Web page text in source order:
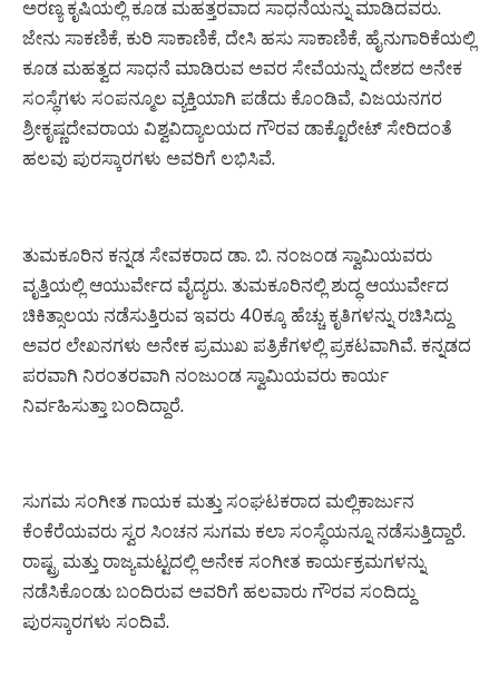
ಅರಣ್ಯ ಕೃಷಿಯಲ್ಲಿ ಕೂಡ ಮಹತ್ತರವಾದ ಸಾಧನೆಯನ್ನು ಮಾಡಿದವರು.
ಜೇನು ಸಾಕಣಿಕೆ, ಕುರಿ ಸಾಕಾಣಿಕೆ, ದೇಸಿ ಹಸು ಸಾಕಾಣಿಕೆ, ಹೈನುಗಾರಿಕೆಯಲ್ಲಿ
ಕೂಡ ಮಹತ್ವದ ಸಾಧನೆ ಮಾಡಿರುವ ಅವರ ಸೇವೆಯನ್ನು ದೇಶದ ಅನೇಕ
ಸಂಸ್ಥೆಗಳು ಸಂಪನ್ಮೂಲ ವ್ಯಕ್ತಿಯಾಗಿ ಪಡೆದು ಕೊಂಡಿವೆ, ವಿಜಯನಗರ
ಶ್ರೀಕೃಷ್ಣದೇವರಾಯ ವಿಶ್ವವಿದ್ಯಾಲಯದ ಗೌರವ ಡಾಕ್ಟೊರೇಟ್ ಸೇರಿದಂತೆ
ಹಲವು ಪುರಸ್ಕಾರಗಳು ಅವರಿಗೆ ಲಭಿಸಿವೆ.
ತುಮಕೂರಿನ ಕನ್ನಡ ಸೇವಕರಾದ ಡಾ. ಬಿ. ನಂಜಂಡ ಸ್ವಾಮಿಯವರು
ವೃತ್ತಿಯಲ್ಲಿ ಆಯುರ್ವೇದ ವೈದ್ಯರು. ತುಮಕೂರಿನಲ್ಲಿ ಶುದ್ಧ ಆಯುರ್ವೇದ
ಚಿಕಿತ್ಸಾಲಯ ನಡೆಸುತ್ತಿರುವ ಇವರು 40ಕ್ಕೂ ಹೆಚ್ಚು ಕೃತಿಗಳನ್ನು ರಚಿಸಿದ್ದು
ಅವರ ಲೇಖನಗಳು ಅನೇಕ ಪ್ರಮುಖ ಪತ್ರಿಕೆಗಳಲ್ಲಿ ಪ್ರಕಟವಾಗಿವೆ. ಕನ್ನಡದ
ಪರವಾಗಿ ನಿರಂತರವಾಗಿ ನಂಜುಂಡ ಸ್ವಾಮಿಯವರು ಕಾರ್ಯ
ನಿರ್ವಹಿಸುತ್ತಾ ಬಂದಿದ್ದಾರೆ.
ಸುಗಮ ಸಂಗೀತ ಗಾಯಕ ಮತ್ತು ಸಂಘಟಕರಾದ ಮಲ್ಲಿಕಾರ್ಜುನ
ಕೆಂಕೆರೆಯವರು ಸ್ವರ ಸಿಂಚನ ಸುಗಮ ಕಲಾ ಸಂಸ್ಥೆಯನ್ನೂ ನಡೆಸುತ್ತಿದ್ದಾರೆ.
ರಾಷ್ಟ್ರ ಮತ್ತು ರಾಜ್ಯಮಟ್ಟದಲ್ಲಿ ಅನೇಕ ಸಂಗೀತ ಕಾರ್ಯಕ್ರಮಗಳನ್ನು
ನಡೆಸಿಕೊಂಡು ಬಂದಿರುವ ಅವರಿಗೆ ಹಲವಾರು ಗೌರವ ಸಂದಿದ್ದು
ಪುರಸ್ಕಾರಗಳು ಸಂದಿವೆ.